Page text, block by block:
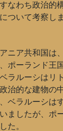
なわち政治的
ついて考察しま
ニア共和国は
ポーランド王
ラルーシはリ
治的な建物の
ベラルーシは
ましたが、ポ
た。